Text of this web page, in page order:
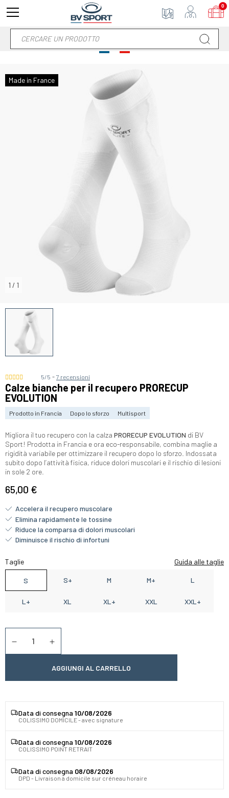
Made in France
1 / 1
5/5 - 7 recensioni
Calze bianche per il recupero PRORECUP
EVOLUTION
Prodotto in Francia Dopo lo sforzo Multisport
Migliora il tuo recupero con la calza PRORECUP EVOLUTION di BV
Sport! Prodotta in Francia e ora eco-responsabile, combina maglie a
rigidità variabile per ottimizzare il recupero dopo lo sforzo. Indossata
subito dopo l’attività fisica, riduce dolori muscolari e il rischio di lesioni
in sole 2 ore.
65,00 €
Accelera il recupero muscolare
Elimina rapidamente le tossine
Riduce la comparsa di dolori muscolari
Diminuisce il rischio di infortuni
Taglie Guida alle taglie
S S+ M M+ L
L+ XL XL+ XXL XXL+
AGGIUNGI AL CARRELLO
Data di consegna 10/08/2026
COLISSIMO DOMICILE - avec signature
Data di consegna 10/08/2026
COLISSIMO POINT RETRAIT
Data di consegna 08/08/2026
DPD - Livraison à domicile sur créneau horaire
0